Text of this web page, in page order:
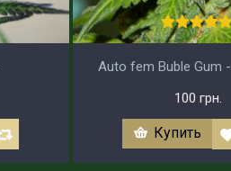
Auto fem Buble Gum
100 грн.
Купить